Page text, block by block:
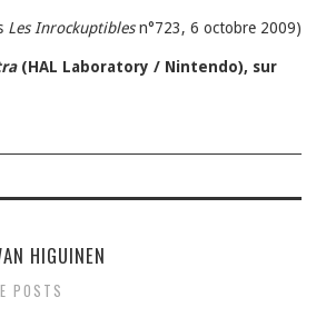
Les Inrockuptiblesn°723, 6 octobre 2009)
(HAL Laboratory / Nintendo), sur
HIGUINEN
POSTS